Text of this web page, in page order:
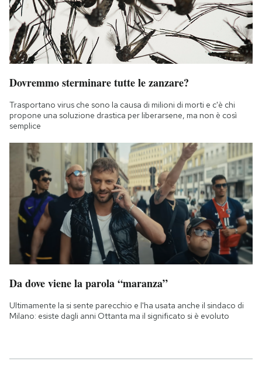
Dovremmo sterminare tutte le zanzare?
Trasportano virus che sono la causa di milioni di morti e c'è chi
propone una soluzione drastica per liberarsene, ma non è così
semplice
Da dove viene la parola “maranza”
Ultimamente la si sente parecchio e l'ha usata anche il sindaco di
Milano: esiste dagli anni Ottanta ma il significato si è evoluto